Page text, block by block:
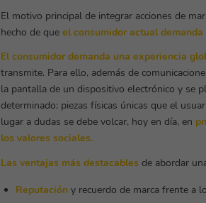
El motivo principal de integrar acciones de
hecho de que el consumidor actual demanda
El consumidor demanda una experiencia
transmite. Para ello, además de
la pantalla de un dispositivo electrónico y se
determinado: piezas físicas únicas que el
lugar a dudas se debe volcar, hoy en día, en
los valores sociales.
Las ventajas más destacablesde abordar
Reputacióny recuerdo de marca frente a